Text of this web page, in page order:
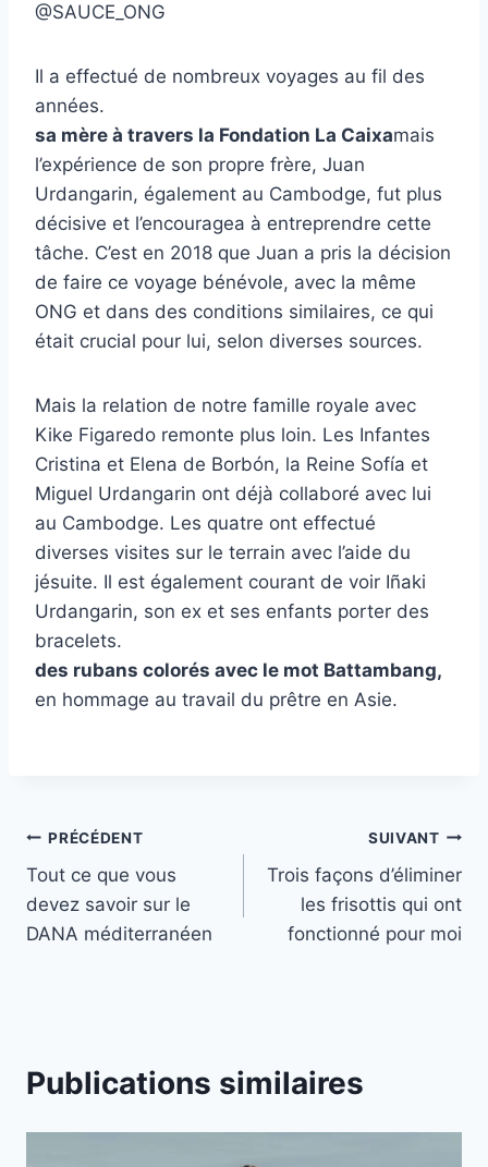
@SAUCE_ONG
Il a effectué de nombreux voyages au fil des
années.
sa mère à travers la Fondation La Caixamais
l’expérience de son propre frère, Juan
Urdangarin, également au Cambodge, fut plus
décisive et l’encouragea à entreprendre cette
tâche. C’est en 2018 que Juan a pris la décision
de faire ce voyage bénévole, avec la même
ONG et dans des conditions similaires, ce qui
était crucial pour lui, selon diverses sources.
Mais la relation de notre famille royale avec
Kike Figaredo remonte plus loin. Les Infantes
Cristina et Elena de Borbón, la Reine Sofía et
Miguel Urdangarin ont déjà collaboré avec lui
au Cambodge. Les quatre ont effectué
diverses visites sur le terrain avec l’aide du
jésuite. Il est également courant de voir Iñaki
Urdangarin, son ex et ses enfants porter des
bracelets.
des rubans colorés avec le mot Battambang,
en hommage au travail du prêtre en Asie.
Navigation
de
l’article
PRÉCÉDENT
Tout ce que vous
devez savoir sur le
DANA méditerranéen
SUIVANT
Trois façons d’éliminer
les frisottis qui ont
fonctionné pour moi
Publications similaires